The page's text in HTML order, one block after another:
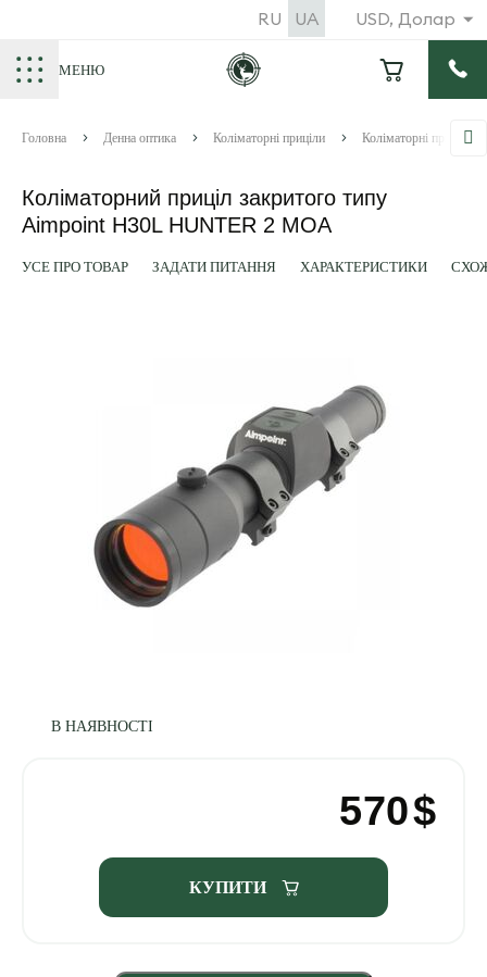
USD, Долар
RU UA
МЕНЮ
Головна Денна оптика Коліматорні приціли Коліматорні приціли
Коліматорний приціл закритого типу
Aimpoint H30L HUNTER 2 MOA
УСЕ ПРО ТОВАР ЗАДАТИ ПИТАННЯ ХАРАКТЕРИСТИКИ
В НАЯВНОСТІ
570$
КУПИТИ